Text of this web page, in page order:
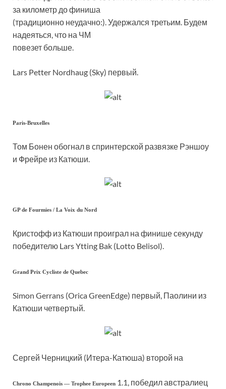
за километр до финиша
(традиционно неудачно:). Удержался третьим. Будем
надеяться, что на ЧМ
повезет больше.
Lars Petter Nordhaug (Sky) первый.
Paris-Bruxelles
Том Бонен обогнал в спринтерской развязке Рэншоу
и Фрейре из Катюши.
GP de Fourmies / La Voix du Nord
Кристофф из Катюши проиграл на финише секунду
победителю Lars Ytting Bak (Lotto Belisol).
Grand Prix Cycliste de Quebec
Simon Gerrans (Orica GreenEdge) первый, Паолини из
Катюши четвертый.
Сергей Черницкий (Итера-Катюша) второй на
Chrono Champenois — Trophee Europeen 1.1, победил австралиец